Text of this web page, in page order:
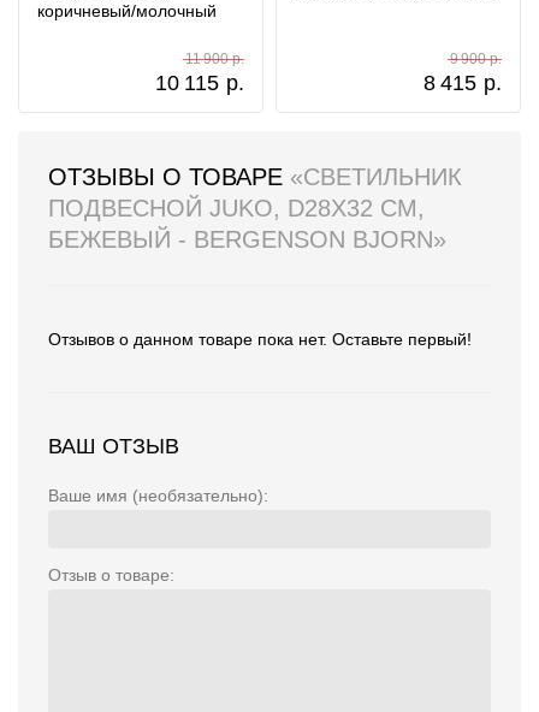
коричневый/молочный
10 115 р.
11 900 р.
8 415 р.
9 900 р.
ОТЗЫВЫ О ТОВАРЕ «СВЕТИЛЬНИК
ПОДВЕСНОЙ JUKO, D28Х32 СМ,
БЕЖЕВЫЙ - BERGENSON BJORN»
Отзывов о данном товаре пока нет. Оставьте первый!
ВАШ ОТЗЫВ
Ваше имя (необязательно):
Отзыв о товаре: